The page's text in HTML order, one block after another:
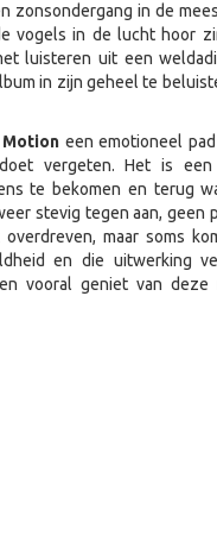
zonsondergang in de
vogels in de lucht hoor
luisteren uit een
in zijn geheel te
een emotioneel
vergeten. Het is
te bekomen en terug
stevig tegen aan, geen
maar soms
en die uitwerking
vooral geniet van